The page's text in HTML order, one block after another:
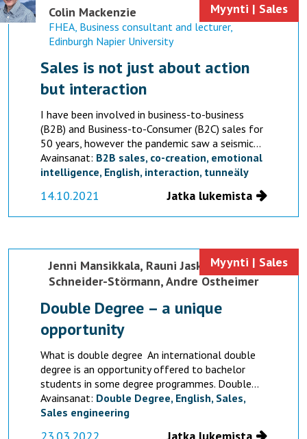
Myynti | Sales
Colin Mackenzie
FHEA, Business consultant and lecturer,
Edinburgh Napier University
Sales is not just about action
but interaction
I have been involved in business-to-business
(B2B) and Business-to-Consumer (B2C) sales for
50 years, however the pandemic saw a seismic...
Avainsanat: B2B sales, co-creation, emotional
intelligence, English, interaction, tunneäly
14.10.2021 Jatka lukemista
Myynti | Sales
Jenni Mansikkala, Rauni Jaskari,Ludger
Schneider-Störmann,Andre Ostheimer
Double Degree – a unique
opportunity
What is double degree An international double
degree is an opportunity offered to bachelor
students in some degree programmes. Double...
Avainsanat: Double Degree, English, Sales,
Sales engineering